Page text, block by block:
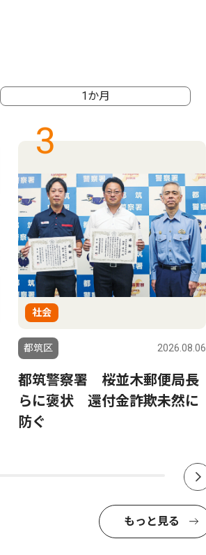
1か月
3
社会
都筑区 2026.08.06
都筑警察署 桜並木郵便局長
らに褒状 還付金詐欺未然に
防ぐ
もっと見る